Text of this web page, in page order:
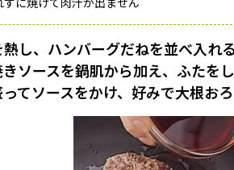
し、ハンバーグだねを並べ入れ
ソースを鍋肌から加え、ふたを
てソースをかけ、好みで大根お